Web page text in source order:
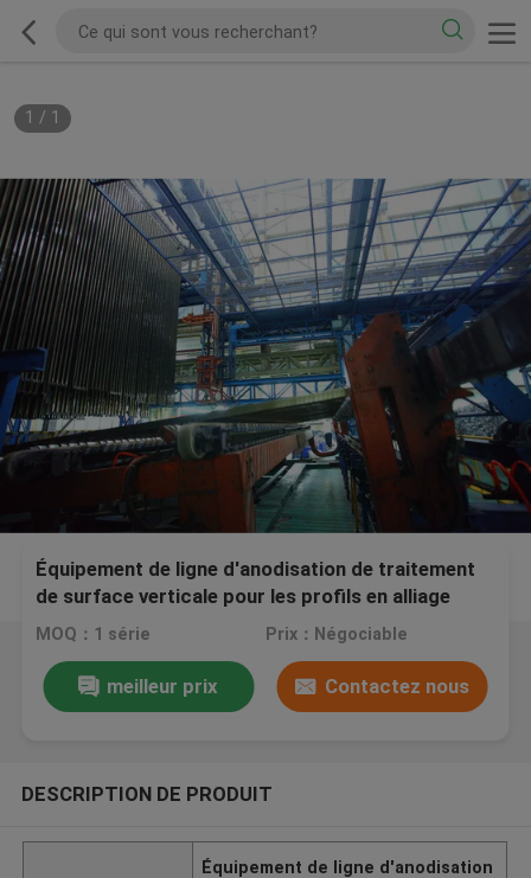
1 / 1
Équipement de ligne d'anodisation de traitement
de surface verticale pour les profils en alliage
d'aluminium Certification CE
MOQ：1 série Prix：Négociable
meilleur prix Contactez nous
DESCRIPTION DE PRODUIT
Équipement de ligne d'anodisation